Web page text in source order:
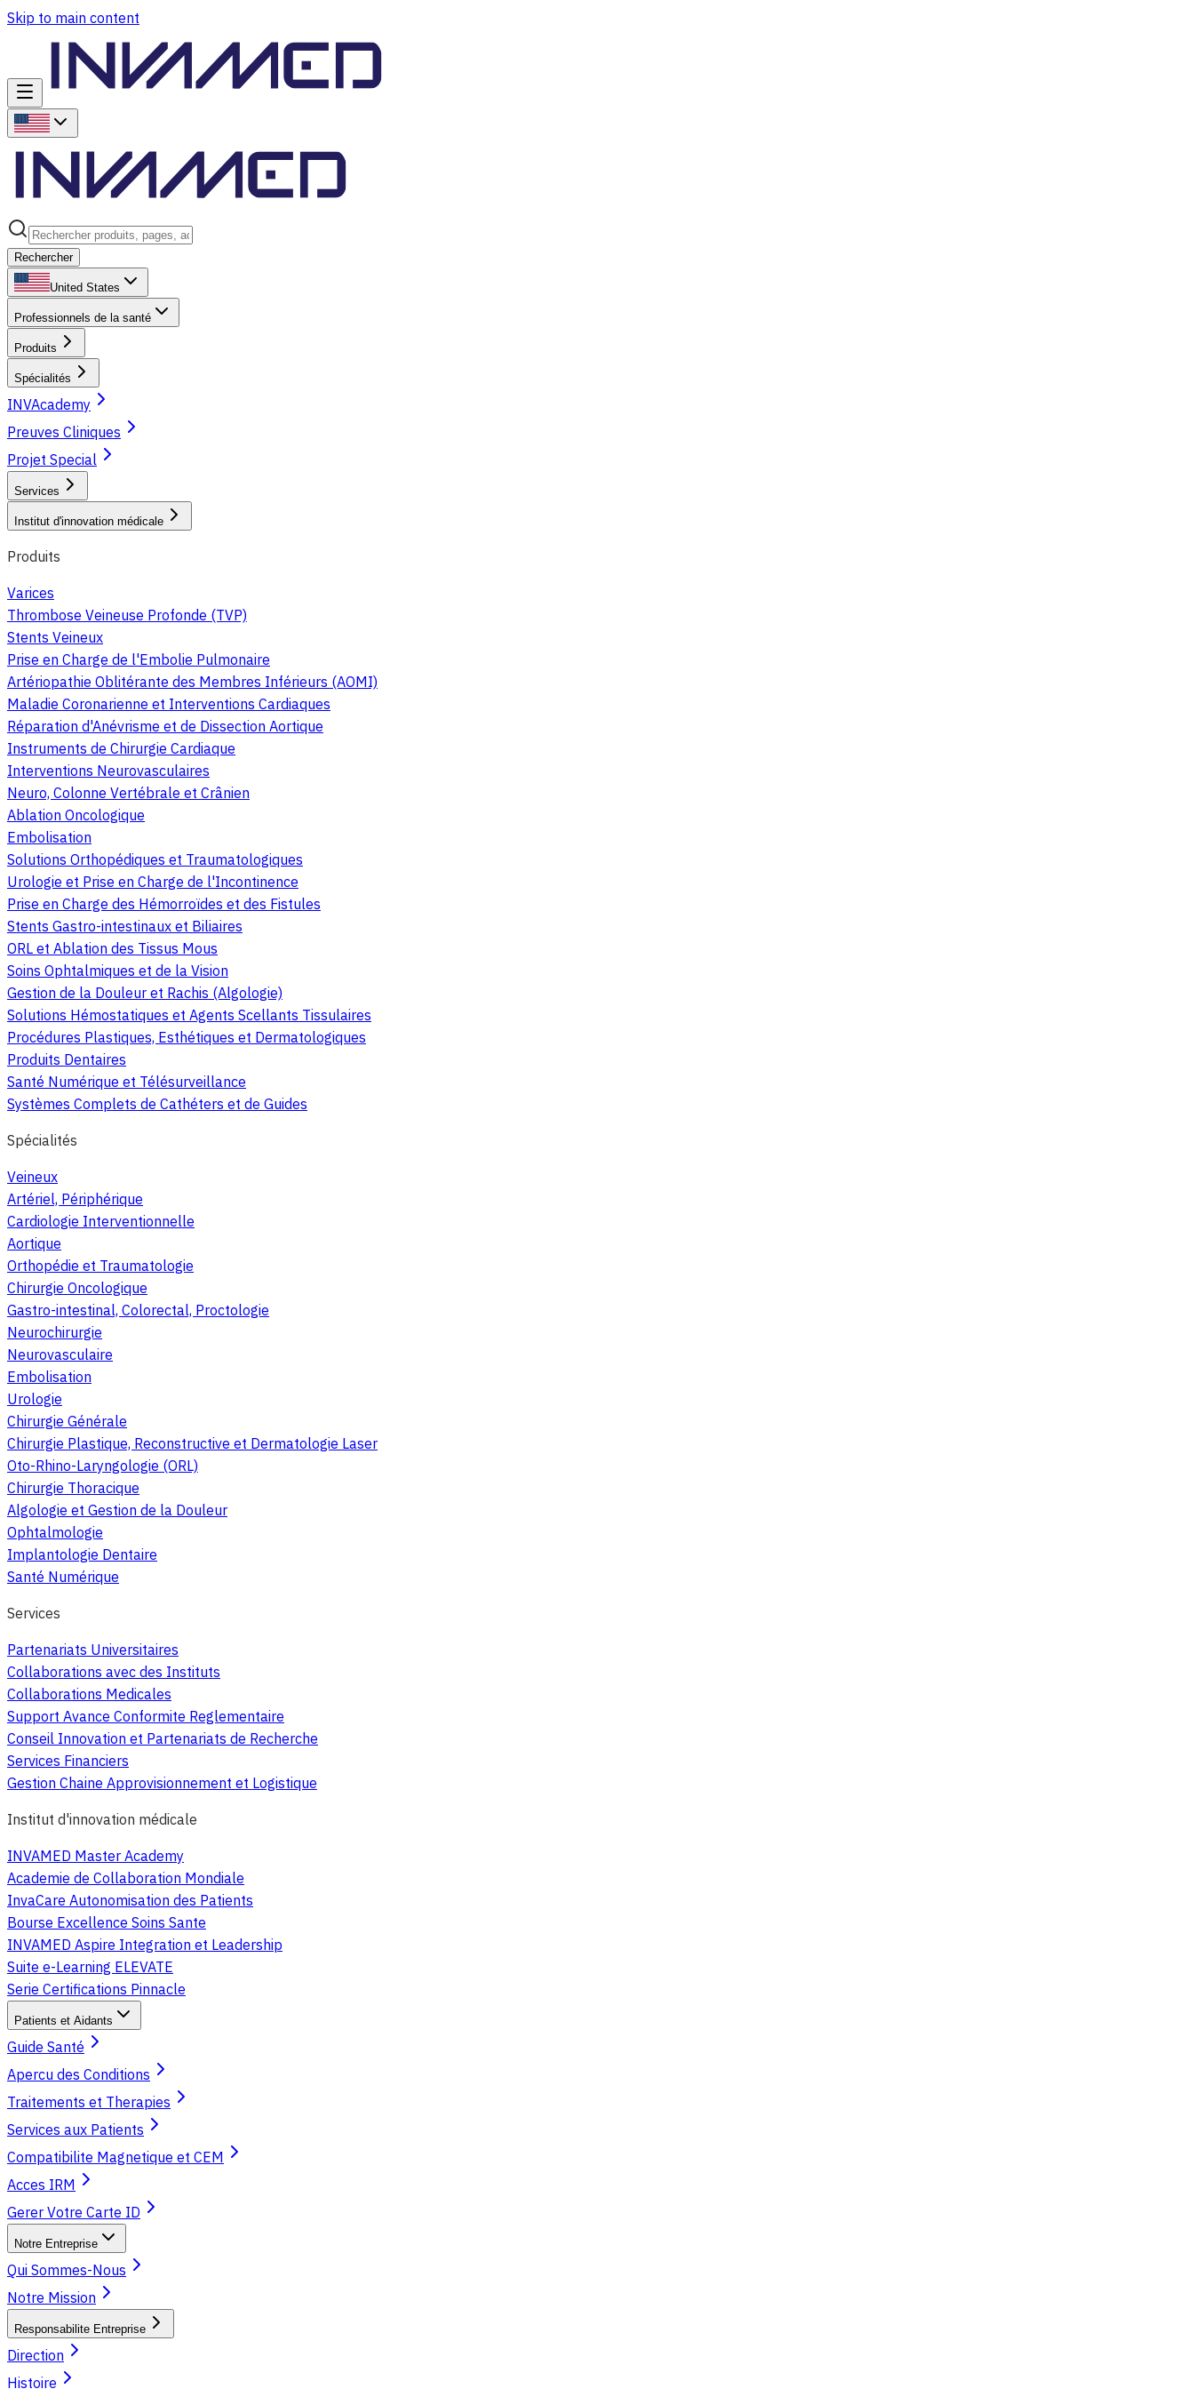
Skip to main content
Rechercher
United States
Professionnels de la santé
Produits
Spécialités
INVAcademy
Preuves Cliniques
Projet Special
Services
Institut d'innovation médicale
Produits
Varices
Thrombose Veineuse Profonde (TVP)
Stents Veineux
Prise en Charge de l'Embolie Pulmonaire
Artériopathie Oblitérante des Membres Inférieurs (AOMI)
Maladie Coronarienne et Interventions Cardiaques
Réparation d'Anévrisme et de Dissection Aortique
Instruments de Chirurgie Cardiaque
Interventions Neurovasculaires
Neuro, Colonne Vertébrale et Crânien
Ablation Oncologique
Embolisation
Solutions Orthopédiques et Traumatologiques
Urologie et Prise en Charge de l'Incontinence
Prise en Charge des Hémorroïdes et des Fistules
Stents Gastro-intestinaux et Biliaires
ORL et Ablation des Tissus Mous
Soins Ophtalmiques et de la Vision
Gestion de la Douleur et Rachis (Algologie)
Solutions Hémostatiques et Agents Scellants Tissulaires
Procédures Plastiques, Esthétiques et Dermatologiques
Produits Dentaires
Santé Numérique et Télésurveillance
Systèmes Complets de Cathéters et de Guides
Spécialités
Veineux
Artériel, Périphérique
Cardiologie Interventionnelle
Aortique
Orthopédie et Traumatologie
Chirurgie Oncologique
Gastro-intestinal, Colorectal, Proctologie
Neurochirurgie
Neurovasculaire
Embolisation
Urologie
Chirurgie Générale
Chirurgie Plastique, Reconstructive et Dermatologie Laser
Oto-Rhino-Laryngologie (ORL)
Chirurgie Thoracique
Algologie et Gestion de la Douleur
Ophtalmologie
Implantologie Dentaire
Santé Numérique
Services
Partenariats Universitaires
Collaborations avec des Instituts
Collaborations Medicales
Support Avance Conformite Reglementaire
Conseil Innovation et Partenariats de Recherche
Services Financiers
Gestion Chaine Approvisionnement et Logistique
Institut d'innovation médicale
INVAMED Master Academy
Academie de Collaboration Mondiale
InvaCare Autonomisation des Patients
Bourse Excellence Soins Sante
INVAMED Aspire Integration et Leadership
Suite e-Learning ELEVATE
Serie Certifications Pinnacle
Patients et Aidants
Guide Santé
Apercu des Conditions
Traitements et Therapies
Services aux Patients
Compatibilite Magnetique et CEM
Acces IRM
Gerer Votre Carte ID
Notre Entreprise
Qui Sommes-Nous
Notre Mission
Responsabilite Entreprise
Direction
Histoire